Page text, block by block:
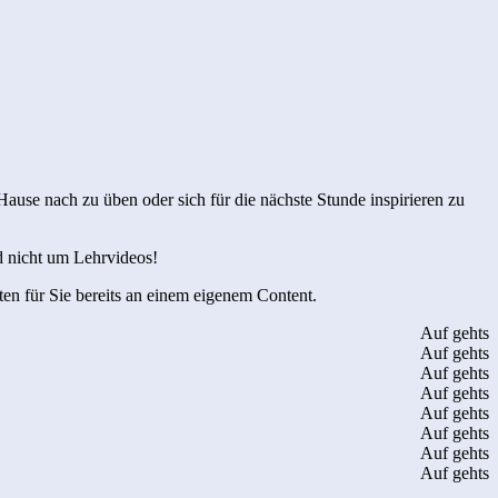
nach zu üben oder sich für die nächste Stunde inspirieren zu
nicht um Lehrvideos!
für Sie bereits an einem eigenem Content.
Auf gehts
Auf gehts
Auf gehts
Auf gehts
Auf gehts
Auf gehts
Auf gehts
Auf gehts